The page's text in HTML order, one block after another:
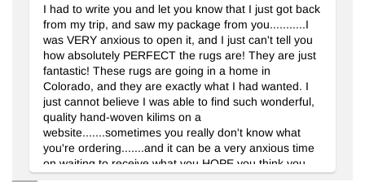
El Dokuma Vintage Halı- K0076771
159 cm x 288 cm
19.639TL
I had to write you and let you know that I just got back
from my trip, and saw my package from you...........I
was VERY anxious to open it, and I just can't tell you
how absolutely PERFECT the rugs are! They are just
fantastic! These rugs are going in a home in
Colorado, and they are exactly what I had wanted. I
just cannot believe I was able to find such wonderful,
quality hand-woven kilims on a
website.......sometimes you really don't know what
you're ordering.......and it can be a very anxious time
on waiting to receive what you HOPE you think you
should be getting. Please let your weavers know they